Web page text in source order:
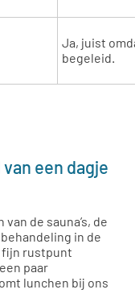
Ja, juist
begeleid.
een dagje
de sauna’s, de
in de
fijn rustpunt
paar
lunchen bij ons